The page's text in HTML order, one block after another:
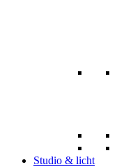
Studio & licht